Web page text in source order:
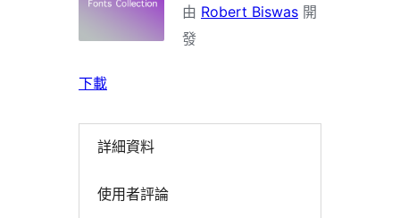
由 Robert Biswas 開
發
下載
詳細資料
使用者評論